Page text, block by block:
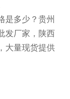
是多少？贵州
发厂家，陕西
大量现货提供